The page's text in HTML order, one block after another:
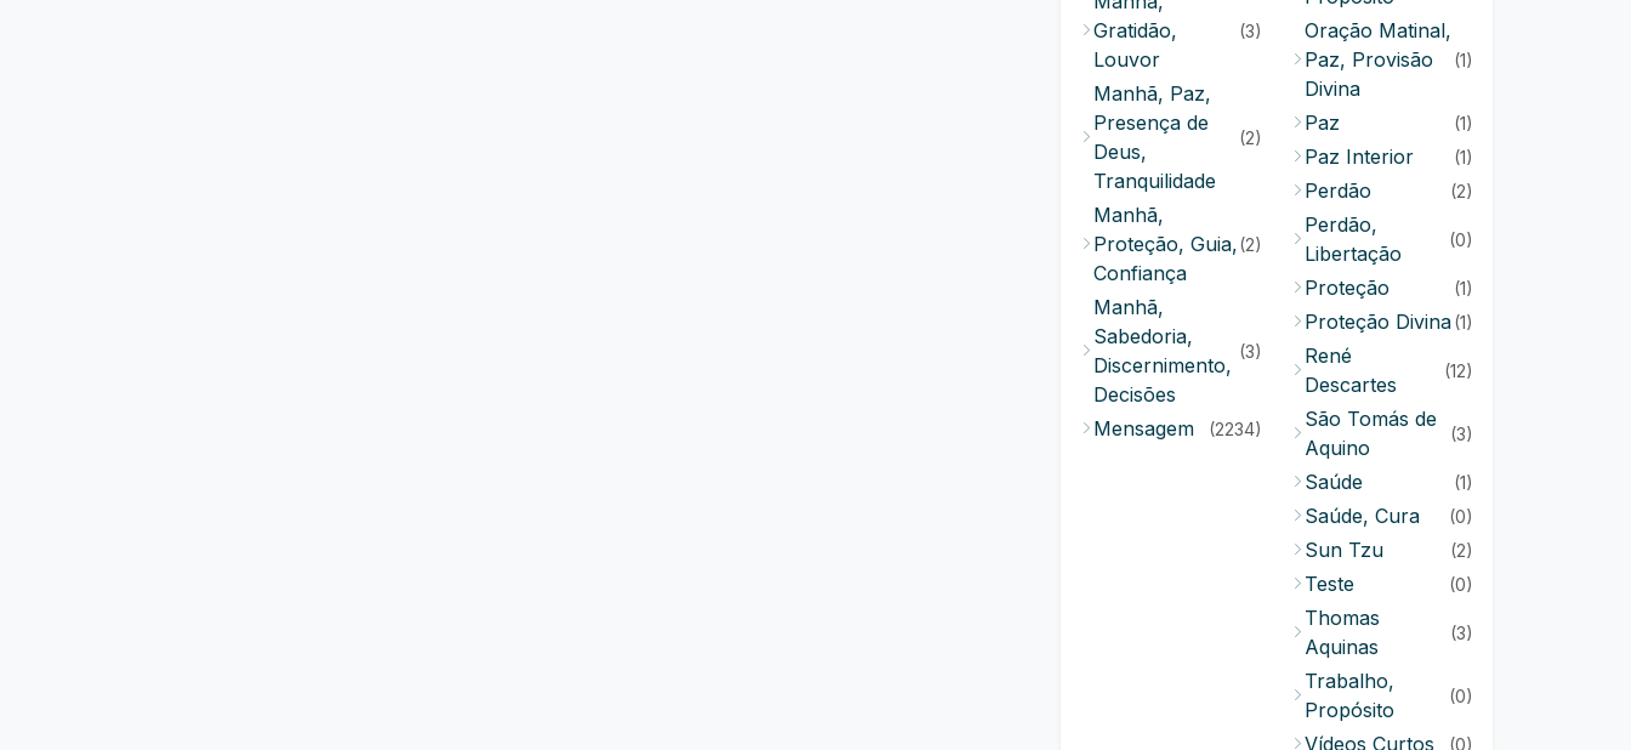
Gratidão,
Louvor
(3)
Manhã, Paz,
Presença de
Deus,
Tranquilidade
(2)
Manhã,
Proteção, Guia,
Confiança
(2)
Manhã,
Sabedoria,
Discernimento,
Decisões
(3)
Mensagem (2234)
Oração Matinal,
Paz, Provisão
Divina
(1)
Paz (1)
Paz Interior (1)
Perdão (2)
Perdão,
Libertação
(0)
Proteção (1)
Proteção Divina(1)
René
Descartes
(12)
São Tomás de
Aquino
(3)
Saúde (1)
Saúde, Cura (0)
Sun Tzu (2)
Teste (0)
Thomas
Aquinas
(3)
Trabalho,
Propósito
(0)
Vídeos Curtos (0)